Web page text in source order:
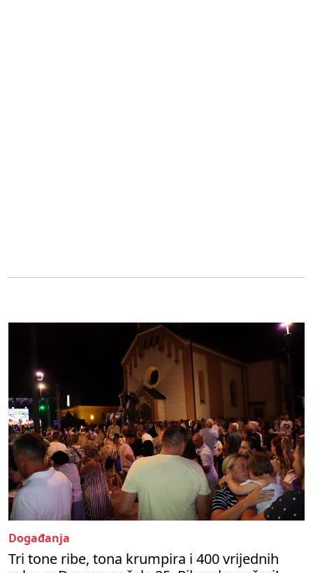
Događanja
Tri tone ribe, tona krumpira i 400 vrijednih